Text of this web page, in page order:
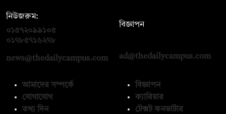
নিউজরুম:
০১৫৭২০৯৯১০৫
০১৭৮৫৭১৬২৭৮
news@thedailycampus.com
বিজ্ঞাপন
ad@thedailycampus.com
আমাদের সম্পর্কে
যোগাযোগ
তথ্য দিন
বিজ্ঞাপন
ক্যারিয়ার
টেক্সট কনভার্টার